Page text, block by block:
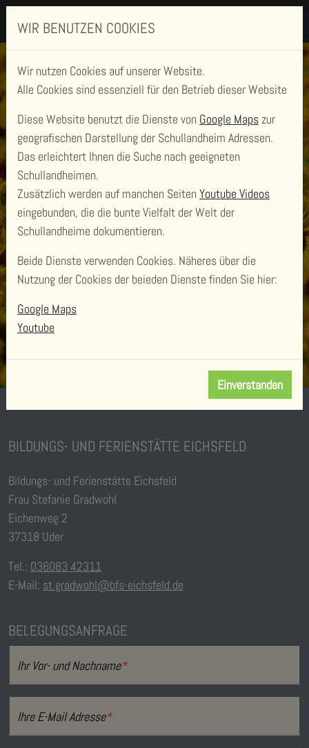
BILDUNGS- UND FERIENSTÄTTE
EICHSFELD
BILDUNGS- UND FERIENSTÄTTE EICHSFELD
Bildungs- und Ferienstätte Eichsfeld
Frau Stefanie Gradwohl
Eichenweg 2
37318 Uder
Tel.: 036083 42311
E-Mail: st.gradwohl@bfs-eichsfeld.de
BELEGUNGSANFRAGE
Ihr Vor- und Nachname*
Ihre E-Mail Adresse*
WIR BENUTZEN COOKIES
Wir nutzen Cookies auf unserer Website.
Alle Cookies sind essenziell für den Betrieb dieser Website
Diese Website benutzt die Dienste von Google Mapszur
geografischen Darstellung der Schullandheim Adressen.
Das erleichtert Ihnen die Suche nach geeigneten
Schullandheimen.
Zusätzlich werden auf manchen Seiten Youtube Videos
eingebunden, die die bunte Vielfalt der Welt der
Schullandheime dokumentieren.
Beide Dienste verwenden Cookies. Näheres über die
Nutzung der Cookies der beieden Dienste finden Sie hier:
Google Maps
Youtube
Einverstanden